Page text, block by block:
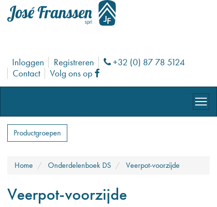
Inloggen Registreren Phone
+32 (0) 87 78 5124
Contact
Volg ons op Facebook
Productgroepen
Home Onderdelenboek DS Veerpot-voorzijde
Veerpot-voorzijde